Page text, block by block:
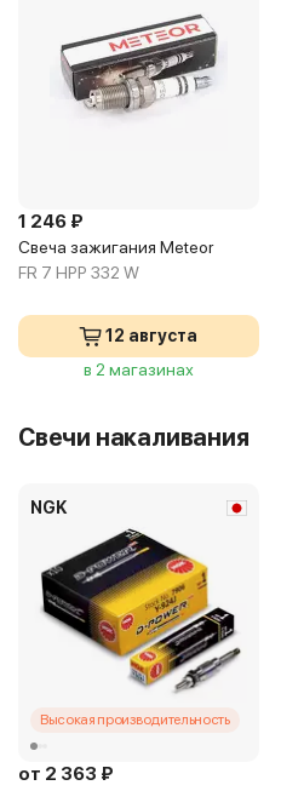
1 246 ₽
Свеча зажигания Meteor
FR 7 HPP 332 W
12 августа
в 2 магазинах
Свечи накаливания
NGK
Высокая производительность
от 2 363 ₽